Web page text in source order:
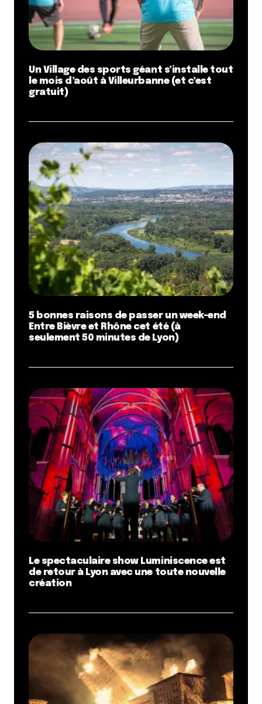
Un Village des sports géant s’installe tout
le mois d’août à Villeurbanne (et c’est
gratuit)
5 bonnes raisons de passer un week-end
Entre Bièvre et Rhône cet été (à
seulement 50 minutes de Lyon)
Le spectaculaire show Luminiscence est
de retour à Lyon avec une toute nouvelle
création